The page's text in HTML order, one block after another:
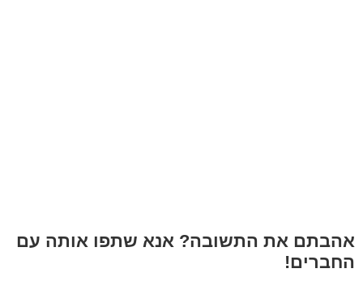
אהבתם את התשובה? אנא שתפו אותה עם
החברים!